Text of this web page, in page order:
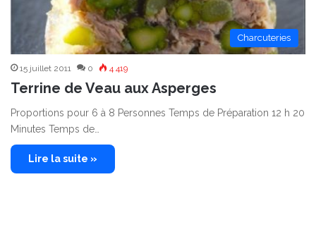
Charcuteries
15 juillet 2011 0 4 419
Terrine de Veau aux Asperges
Proportions pour 6 à 8 Personnes Temps de Préparation 12 h 20
Minutes Temps de…
Lire la suite »